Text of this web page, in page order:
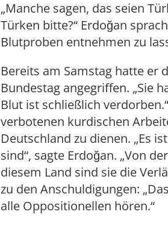
„Manche sagen, das seien
Türken bitte?“ Erdoğan
Blutproben entnehmen zu
Bereits am Samstag hatte er
Bundestag angegriffen. „Sie
Blut ist schließlich
verbotenen kurdischen
Deutschland zu dienen. „Es
sind“, sagte Erdoğan. „Von
diesem Land sind sie die
zu den Anschuldigungen:
alle Oppositionellen hören.“